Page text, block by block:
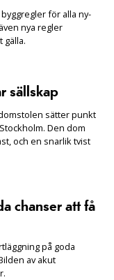
för alla ny-
nya regler
gälla.
sällskap
sätter punkt
Den dom
och en snarlik tvist
chanser att få
på goda
av akut